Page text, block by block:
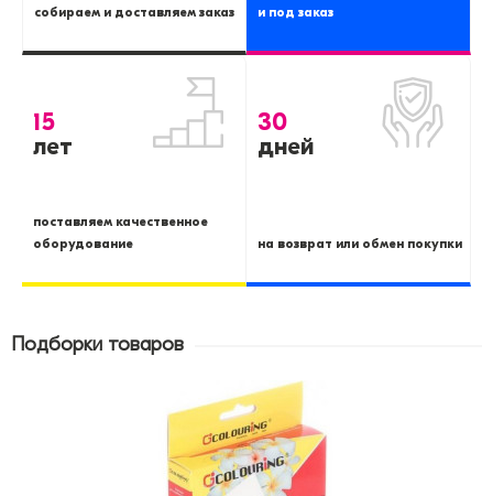
собираем и доставляем заказ
и под заказ
15
лет
поставляем качественное
оборудование
30
дней
на возврат или обмен покупки
Подборки товаров